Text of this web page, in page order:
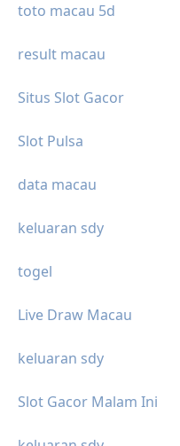
toto macau 5d
result macau
Situs Slot Gacor
Slot Pulsa
data macau
keluaran sdy
togel
Live Draw Macau
keluaran sdy
Slot Gacor Malam Ini